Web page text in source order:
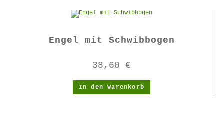
Engel mit Schwibbogen
38,60 €
In den Warenkorb